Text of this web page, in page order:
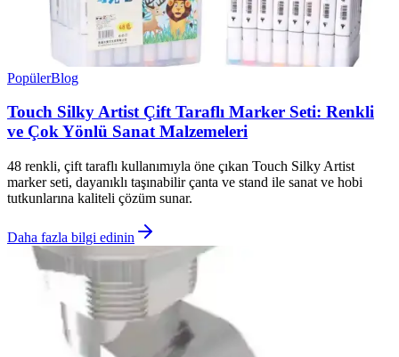
PopülerBlog
Touch Silky Artist Çift Taraflı Marker Seti: Renkli
ve Çok Yönlü Sanat Malzemeleri
48 renkli, çift taraflı kullanımıyla öne çıkan Touch Silky Artist
marker seti, dayanıklı taşınabilir çanta ve stand ile sanat ve hobi
tutkunlarına kaliteli çözüm sunar.
Daha fazla bilgi edinin